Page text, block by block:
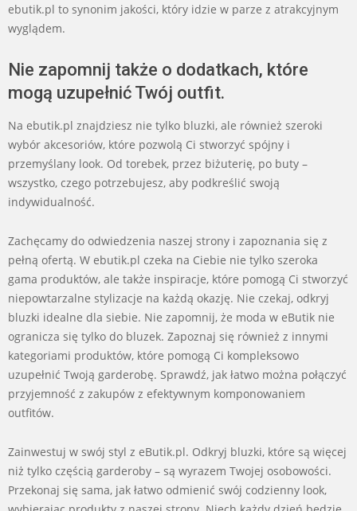
ebutik.pl to synonim jakości, który idzie w parze z atrakcyjnym
wyglądem.
Nie zapomnij także o dodatkach, które
mogą uzupełnić Twój outfit.
Na ebutik.pl znajdziesz nie tylko bluzki, ale również szeroki
wybór akcesoriów, które pozwolą Ci stworzyć spójny i
przemyślany look. Od torebek, przez biżuterię, po buty –
wszystko, czego potrzebujesz, aby podkreślić swoją
indywidualność.
Zachęcamy do odwiedzenia naszej strony i zapoznania się z
pełną ofertą. W ebutik.pl czeka na Ciebie nie tylko szeroka
gama produktów, ale także inspiracje, które pomogą Ci stworzyć
niepowtarzalne stylizacje na każdą okazję. Nie czekaj, odkryj
bluzki idealne dla siebie. Nie zapomnij, że moda w eButik nie
ogranicza się tylko do bluzek. Zapoznaj się również z innymi
kategoriami produktów, które pomogą Ci kompleksowo
uzupełnić Twoją garderobę. Sprawdź, jak łatwo można połączyć
przyjemność z zakupów z efektywnym komponowaniem
outfitów.
Zainwestuj w swój styl z eButik.pl. Odkryj bluzki, które są więcej
niż tylko częścią garderoby – są wyrazem Twojej osobowości.
Przekonaj się sama, jak łatwo odmienić swój codzienny look,